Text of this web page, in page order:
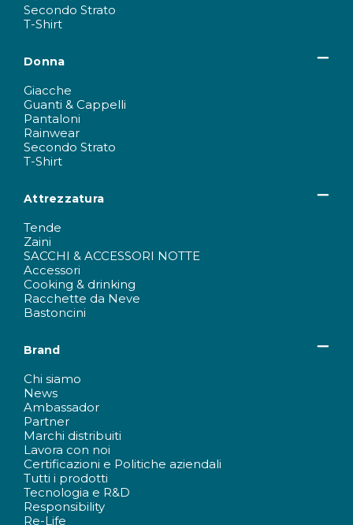
Secondo Strato
T-Shirt
Donna
Giacche
Guanti & Cappelli
Pantaloni
Rainwear
Secondo Strato
T-Shirt
Attrezzatura
Tende
Zaini
SACCHI & ACCESSORI NOTTE
Accessori
Cooking & drinking
Racchette da Neve
Bastoncini
Brand
Chi siamo
News
Ambassador
Partner
Marchi distribuiti
Lavora con noi
Certificazioni e Politiche aziendali
Tutti i prodotti
Tecnologia e R&D
Responsibility
Re-Life